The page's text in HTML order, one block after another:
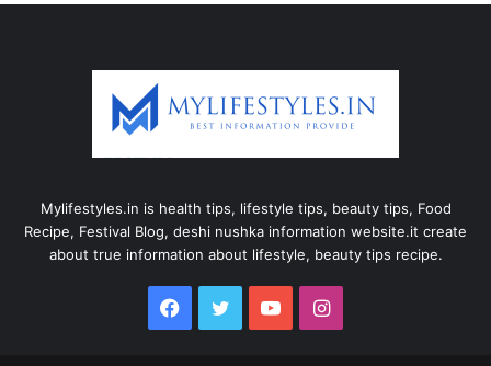
Mylifestyles.in is health tips, lifestyle tips, beauty tips, Food
Recipe, Festival Blog, deshi nushka information website.it create
about true information about lifestyle, beauty tips recipe.
Facebook
TwitterYouTubeInstagram